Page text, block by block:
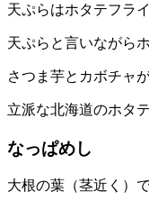
天ぷらはホタテフラ
天ぷらと言いながら
さつま芋とカボチャ
立派な北海道のホタ
なっぱめし
大根の葉（茎近く）